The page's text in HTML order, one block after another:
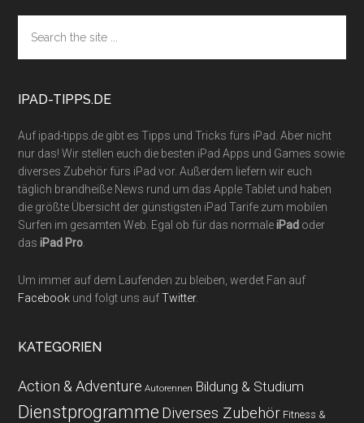
Footer
the
site
IPAD-TIPPS.DE
Auf ipad-tipps.de gibt es Tipps und Tricks fürs iPad. Aber nicht
nur das! Wir stellen euch die besten iPad Apps und Games sowie
diverses Zubehör fürs iPad vor. Außerdem liefern wir euch
täglich brandheiße News rund um das Apple Tablet und haben
die größte Übersicht der günstigsten iPad Tarife zum mobilen
Surfen im gesamten Web. Egal ob für das normaleiPad oder
dasiPad Pro
Um immer auf dem Laufenden zu bleiben, werdet Fan auf
Facebook und folgt uns aufTwitter.
KATEGORIEN
Action & Adventure Autorennen Bildung & Studium
Dienstprogramme Diverses Zubehör Fitness &